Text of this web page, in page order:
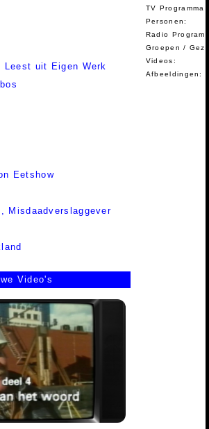
Leest uit Eigen Werk
Eetshow
Misdaadverslaggever
TV Programma
Personen:
Radio
Groepen /
Videos:
Afbeeldingen:
Video's